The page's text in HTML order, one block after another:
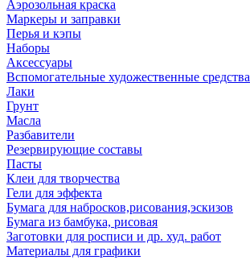
Аэрозольная краска
Маркеры и заправки
Перья и кэпы
Наборы
Аксессуары
Вспомогательные художественные средства
Лаки
Грунт
Масла
Разбавители
Резервирующие составы
Пасты
Клеи для творчества
Гели для эффекта
Бумага для набросков,рисования,эскизов
Бумага из бамбука, рисовая
Заготовки для росписи и др. худ. работ
Материалы для графики